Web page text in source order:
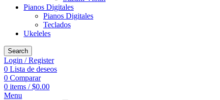
Pianos Digitales
Pianos Digitales
Teclados
Ukeleles
Search
Login / Register
0 Lista de deseos
0 Comparar
0 items / $0.00
Menu